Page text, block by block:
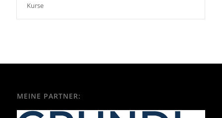
Kurse
MEINE PARTNER: